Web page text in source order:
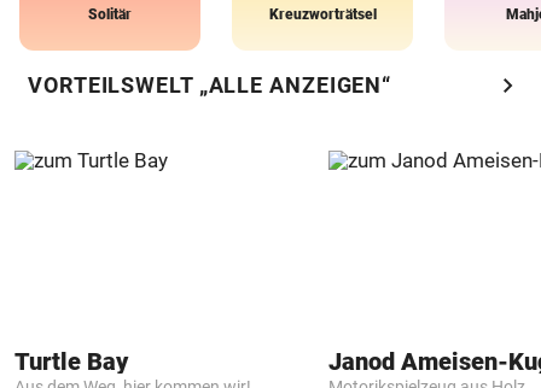
Solitär Kreuzworträtsel
VORTEILSWELT „ALLE ANZEIGEN“ chevron_right
Turtle Bay Janod Ameisen-